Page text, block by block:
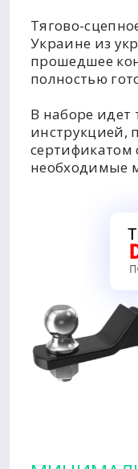
Тягово-
Украине из
прошедшее
полностью
В наборе идет
инструкцией,
сертификатом
необходимые